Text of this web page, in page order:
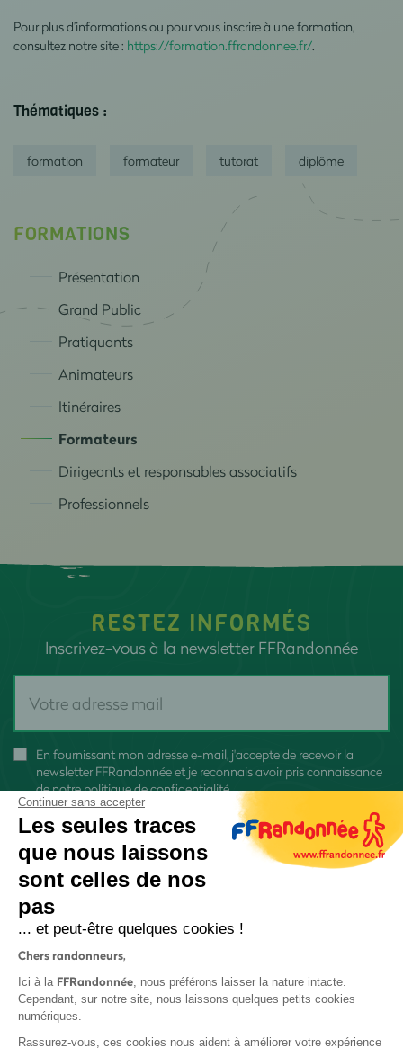
FORMATIONS
Présentation
Grand Public
Pratiquants
Animateurs
Itinéraires
Formateurs
Dirigeants et responsables associatifs
Professionnels
Pour plus d’informations ou pour vous inscrire à une formation,
consultez notre site : https://formation.ffrandonnee.fr/.
Thématiques :
formation formateur tutorat diplôme
RESTEZ INFORMÉS
Inscrivez-vous à la newsletter FFRandonnée
En fournissant mon adresse e-mail, j'accepte de recevoir la
newsletter FFRandonnée et je reconnais avoir pris connaissance
denotre politique de confidentialité
Continuer sans accepter
Les seules traces
que nous laissons
sont celles de nos
pas
... et peut-être quelques cookies !
Chers randonneurs,
Ici à la FFRandonnée, nous préférons laisser la nature intacte.
Cependant, sur notre site, nous laissons quelques petits cookies
numériques.
Rassurez-vous, ces cookies nous aident à améliorer votre expérience